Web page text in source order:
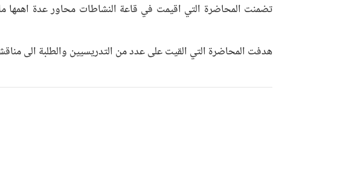
تضمنت المحاضرة التي اقيمت في قاعة النشاطات محاور عدة اهمها
هدفت المحاضرة التي القيت على عدد من التدريسيين والطلبة الى